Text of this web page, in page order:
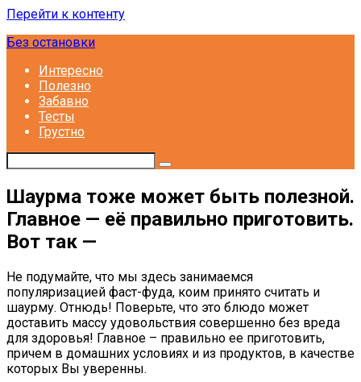
Перейти к контенту
Без остановки
Интересно
Полезно
Забавно
Тесты
Грустно
Шаурма тоже может быть полезной.
Главное — её правильно приготовить.
Вот так —
Не подумайте, что мы здесь занимаемся
популяризацией фаст-фуда, коим принято считать и
шаурму. Отнюдь! Поверьте, что это блюдо может
доставить массу удовольствия совершенно без вреда
для здоровья! Главное – правильно ее приготовить,
причем в домашних условиях и из продуктов, в качестве
которых Вы уверенны.